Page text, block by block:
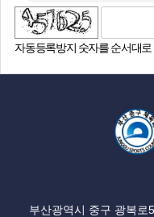
자동등록방지 숫자를 순서대로
부산광역시 중구 광복로